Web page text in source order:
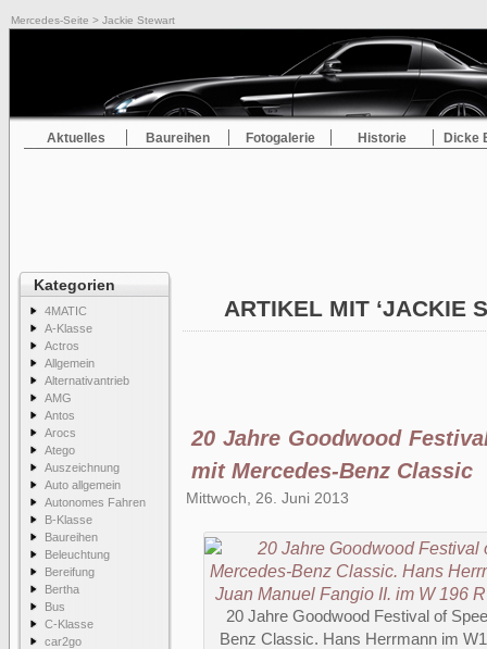
Mercedes-Seite > Jackie Stewart
Aktuelles Baureihen Fotogalerie Historie Dicke
Kategorien
4MATIC
A-Klasse
Actros
Allgemein
Alternativantrieb
AMG
Antos
Arocs
Atego
Auszeichnung
Auto allgemein
Autonomes Fahren
B-Klasse
Baureihen
Beleuchtung
Bereifung
Bertha
Bus
C-Klasse
car2go
ARTIKEL MIT ‘JACKIE
20 Jahre Goodwood
mit Mercedes-Benz Classic
Mittwoch, 26. Juni 2013
20 Jahre Goodwood Festival of
Benz Classic. Hans Herrmann im